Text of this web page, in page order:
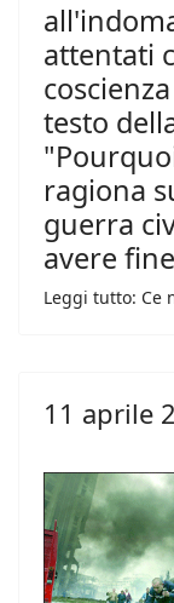
attentati
testo
ragiona
guerra
avere fine
Leggi tutto: Ce
11 aprile